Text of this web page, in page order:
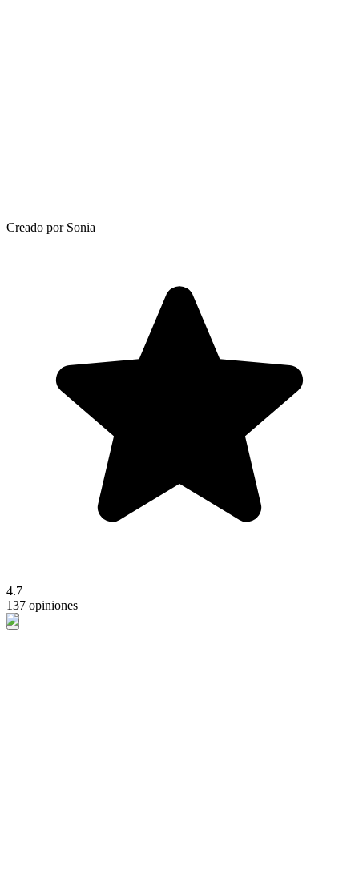
Creado por Sonia
4.7
137 opiniones